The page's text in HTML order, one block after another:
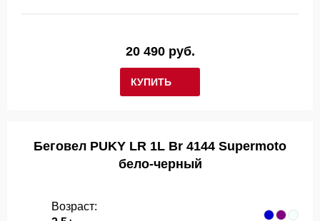
КУПИТЬ
20 490 руб.
Беговел PUKY LR 1L Br 4144 Supermoto
бело-черный
Возраст: